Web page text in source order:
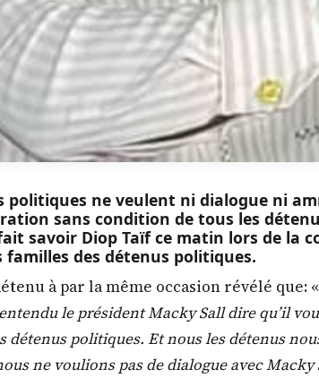
politiques ne veulent ni dialogue ni
sans condition de tous les
savoir Diop Taïf ce matin lors de la
familles des détenus politiques.
à par la même occasion révélé que: «
le président Macky Sall dire qu’il
détenus politiques. Et nous les détenus
ne voulions pas de dialogue avec